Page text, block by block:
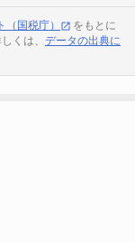
国税庁）
をもとに
くは、 データの出典に